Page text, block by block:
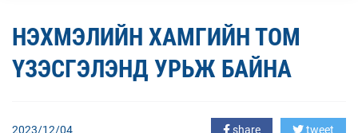
НЭХМЭЛИЙН ХАМГИЙН ТОМ
ҮЗЭСГЭЛЭНД УРЬЖ БАЙНА
2023/12/04 share tweet